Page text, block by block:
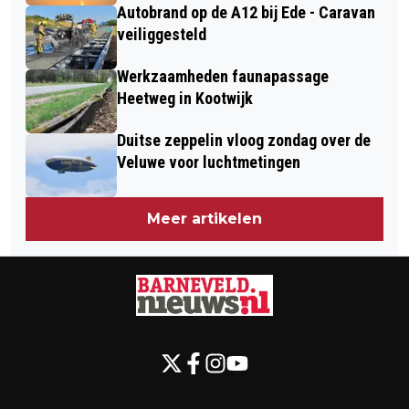
WOLVENINCIDENTEN
Autobrand op de A12 bij Ede - Caravan
veiliggesteld
Werkzaamheden faunapassage
Heetweg in Kootwijk
Duitse zeppelin vloog zondag over de
Veluwe voor luchtmetingen
Meer artikelen